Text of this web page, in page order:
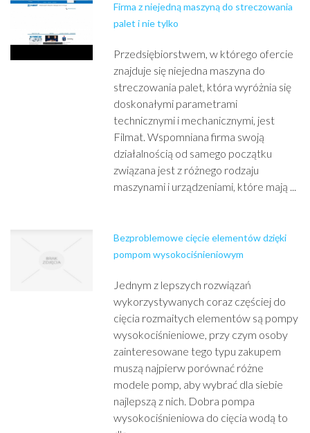
Firma z niejedną maszyną do streczowania
palet i nie tylko
Przedsiębiorstwem, w którego ofercie
znajduje się niejedna maszyna do
streczowania palet, która wyróżnia się
doskonałymi parametrami
technicznymi i mechanicznymi, jest
Filmat. Wspomniana firma swoją
działalnością od samego początku
związana jest z różnego rodzaju
maszynami i urządzeniami, które mają ...
Bezproblemowe cięcie elementów dzięki
pompom wysokociśnieniowym
Jednym z lepszych rozwiązań
wykorzystywanych coraz częściej do
cięcia rozmaitych elementów są pompy
wysokociśnieniowe, przy czym osoby
zainteresowane tego typu zakupem
muszą najpierw porównać różne
modele pomp, aby wybrać dla siebie
najlepszą z nich. Dobra pompa
wysokociśnieniowa do cięcia wodą to